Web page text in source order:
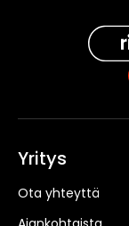
Yritys
Ota yhteyttä